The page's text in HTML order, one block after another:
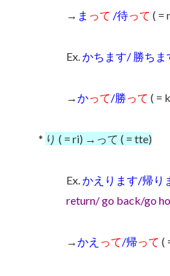
→ ま って /待って ( =
Ex. かちます/ 勝ちま
→かって/勝って ( =
* り ( = ri) →って ( = tte)
Ex. かえります/帰り
return/ go back/go
→かえ って/帰って (